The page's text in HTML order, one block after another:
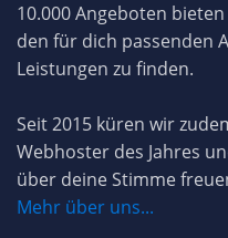
10.000 Angeboten
den für dich passenden
Leistungen zu finden.
Seit 2015 küren wir
Webhoster des Jahres
über deine Stimme
Mehr über uns...